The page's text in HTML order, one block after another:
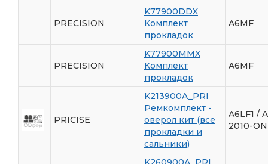
PRECISION
K77900DDX
Комплект
прокладок
A6MF
PRECISION
K77900MMX
Комплект
прокладок
A6MF
PRICISE
K213900A_PRI
Ремкомплект -
оверол кит (все
прокладки и
сальники)
A6LF1 /
2010-ON